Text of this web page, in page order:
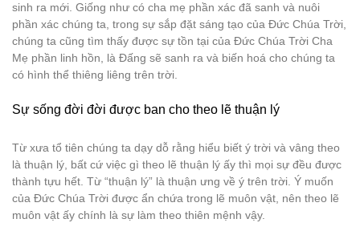
sinh ra mới. Giống như có cha mẹ phần xác đã sanh và nuôi
phần xác chúng ta, trong sự sắp đặt sáng tạo của Đức Chúa Trời,
chúng ta cũng tìm thấy được sự tồn tại của Đức Chúa Trời Cha
Mẹ phần linh hồn, là Đấng sẽ sanh ra và biến hoá cho chúng ta
có hình thể thiêng liêng trên trời.
Sự sống đời đời được ban cho theo lẽ thuận lý
Từ xưa tổ tiên chúng ta dạy dỗ rằng hiểu biết ý trời và vâng theo
là thuận lý, bất cứ việc gì theo lẽ thuận lý ấy thì mọi sự đều được
thành tựu hết. Từ “thuận lý” là thuận ưng về ý trên trời. Ý muốn
của Đức Chúa Trời được ẩn chứa trong lẽ muôn vật, nên theo lẽ
muôn vật ấy chính là sự làm theo thiên mệnh vậy.